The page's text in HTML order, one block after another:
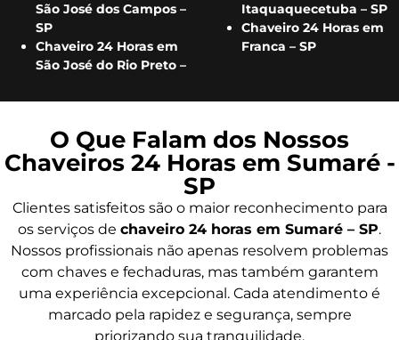
São José dos Campos –
SP
Chaveiro 24 Horas em
São José do Rio Preto –
Itaquaquecetuba – SP
Chaveiro 24 Horas em
Franca – SP
O Que Falam dos Nossos
Chaveiros 24 Horas em Sumaré -
SP
Clientes satisfeitos são o maior reconhecimento para
os serviços de chaveiro 24 horas em Sumaré – SP.
Nossos profissionais não apenas resolvem problemas
com chaves e fechaduras, mas também garantem
uma experiência excepcional. Cada atendimento é
marcado pela rapidez e segurança, sempre
priorizando sua tranquilidade.